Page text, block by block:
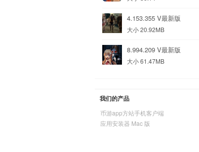
4.153.355 V最新版
大小 20.92MB
8.994.209 V最新版
大小 61.47MB
我们的产品
币游app方站手机客户端
应用安装器 Mac 版